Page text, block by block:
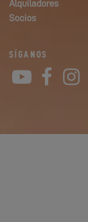
Alquiladores
Socios
SÍGANOS
YouTube